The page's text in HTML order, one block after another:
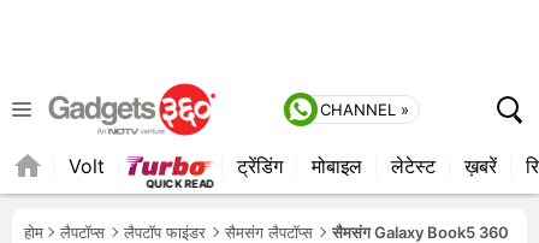
CHANNEL »
Volt ट्रेंडिंग मोबाइल लेटेस्ट ख़बरें
होम लैपटॉप्स लैपटॉप फाइंडर सैमसंग लैपटॉप्स सैमसंग Galaxy Book5 360